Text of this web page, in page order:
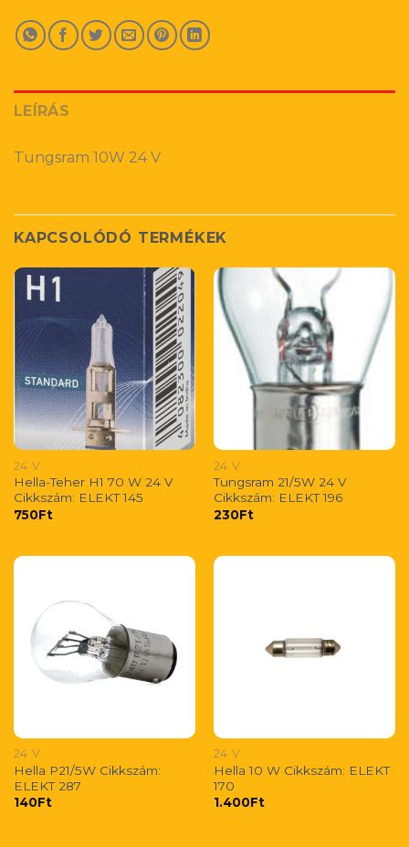
LEÍRÁS
Tungsram 10W 24 V
KAPCSOLÓDÓ TERMÉKEK
24 V
Hella-Teher H1 70 W 24 V
Cikkszám: ELEKT 145
750Ft
24 V
Tungsram 21/5W 24 V
Cikkszám: ELEKT 196
230Ft
24 V
Hella P21/5W Cikkszám:
ELEKT 287
140Ft
24 V
Hella 10 W Cikkszám: ELEKT
170
1.400Ft